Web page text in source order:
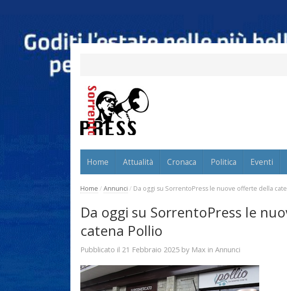
Home Attualità Cronaca Politica Eventi
Home / Annunci / Da oggi su SorrentoPress le nuove offerte della
Da oggi su SorrentoPress le
catena Pollio
Pubblicato il 21 Febbraio 2025 by Max in Annunci